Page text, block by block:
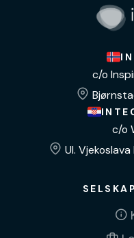
c/o
c/o
Ul.